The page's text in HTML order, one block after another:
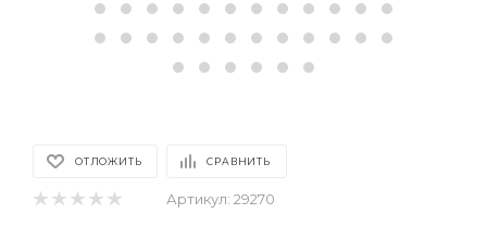
ОТЛОЖИТЬ СРАВНИТЬ
Артикул: 29270